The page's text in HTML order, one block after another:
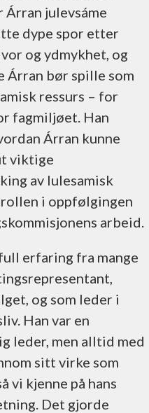
julevsáme
dype spor etter
og ydmykhet, og
Árran bør spille som
ressurs – for
fagmiljøet. Han
Árran kunne
viktige
av lulesamisk
i oppfølgingen
arbeid.
erfaring fra mange
og som leder i
Han var en
leder, men alltid med
sitt virke som
vi kjenne på hans
Det gjorde